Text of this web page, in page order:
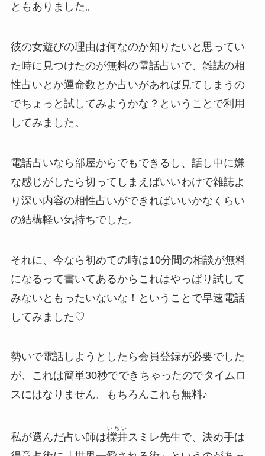
ともありました。
彼の女遊びの理由は何なのか知りたいと思ってい
た時に見つけたのが無料の電話占いで、雑誌の相
性占いとか運命数とか占いがあれば見てしまうの
でちょっと試してみようかな？ということで利用
してみました。
電話占いなら部屋からでもできるし、話し中に嫌
な感じがしたら切ってしまえばいいわけで雑誌よ
り深い内容の相性占いができればいいかなくらい
の結構軽い気持ちでした。
それに、今なら初めての時は10分間の相談が無料
になるって書いてあるからこれはやっぱり試して
みないともったいないな！ということで早速電話
してみました♡
勢いで電話しようとしたら会員登録が必要でした
が、これは簡単30秒でできちゃったのでタイムロ
スにはなりません。もちろんこれも無料♪
私が選んだ占い師は櫟井
いちい
スミレ先生で、決め手は